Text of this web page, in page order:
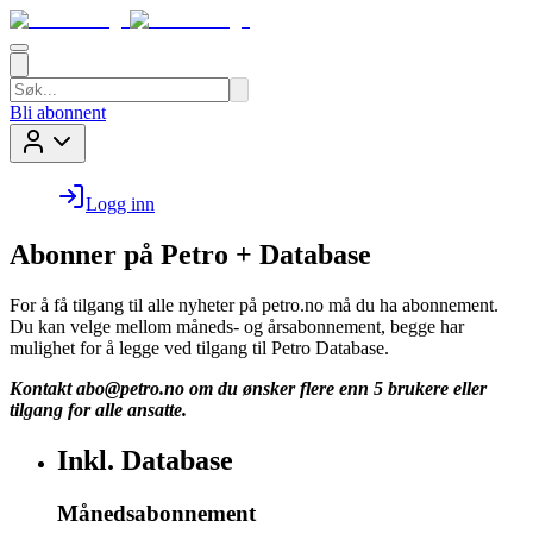
Bli abonnent
Logg inn
Abonner på Petro + Database
For å få tilgang til alle nyheter på petro.no må du ha abonnement.
Du kan velge mellom måneds- og årsabonnement, begge har
mulighet for å legge ved tilgang til Petro Database.
Kontakt abo@petro.no om du ønsker flere enn 5 brukere eller
tilgang for alle ansatte.
Inkl. Database
Månedsabonnement